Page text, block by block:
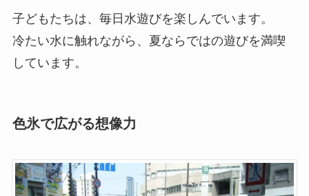
子どもたちは、毎日水遊びを楽しんでいます。
冷たい水に触れながら、夏ならではの遊びを満喫
しています。
色氷で広がる想像力